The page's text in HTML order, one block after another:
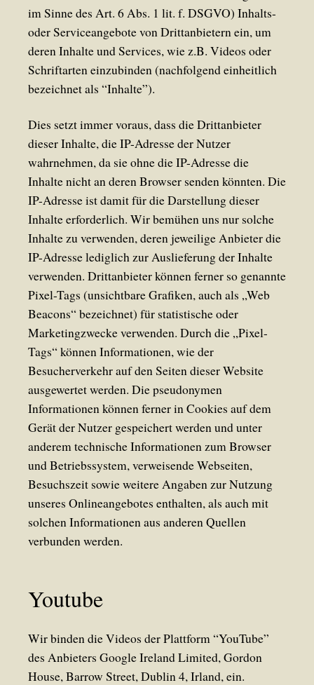
im Sinne des Art. 6 Abs. 1 lit. f. DSGVO) Inhalts-
oder Serviceangebote von Drittanbietern ein, um
deren Inhalte und Services, wie z.B. Videos oder
Schriftarten einzubinden (nachfolgend einheitlich
bezeichnet als “Inhalte”).
Dies setzt immer voraus, dass die Drittanbieter
dieser Inhalte, die IP-Adresse der Nutzer
wahrnehmen, da sie ohne die IP-Adresse die
Inhalte nicht an deren Browser senden könnten. Die
IP-Adresse ist damit für die Darstellung dieser
Inhalte erforderlich. Wir bemühen uns nur solche
Inhalte zu verwenden, deren jeweilige Anbieter die
IP-Adresse lediglich zur Auslieferung der Inhalte
verwenden. Drittanbieter können ferner so genannte
Pixel-Tags (unsichtbare Grafiken, auch als „Web
Beacons“ bezeichnet) für statistische oder
Marketingzwecke verwenden. Durch die „Pixel-
Tags“ können Informationen, wie der
Besucherverkehr auf den Seiten dieser Website
ausgewertet werden. Die pseudonymen
Informationen können ferner in Cookies auf dem
Gerät der Nutzer gespeichert werden und unter
anderem technische Informationen zum Browser
und Betriebssystem, verweisende Webseiten,
Besuchszeit sowie weitere Angaben zur Nutzung
unseres Onlineangebotes enthalten, als auch mit
solchen Informationen aus anderen Quellen
verbunden werden.
Youtube
Wir binden die Videos der Plattform “YouTube”
des Anbieters Google Ireland Limited, Gordon
House, Barrow Street, Dublin 4, Irland, ein.